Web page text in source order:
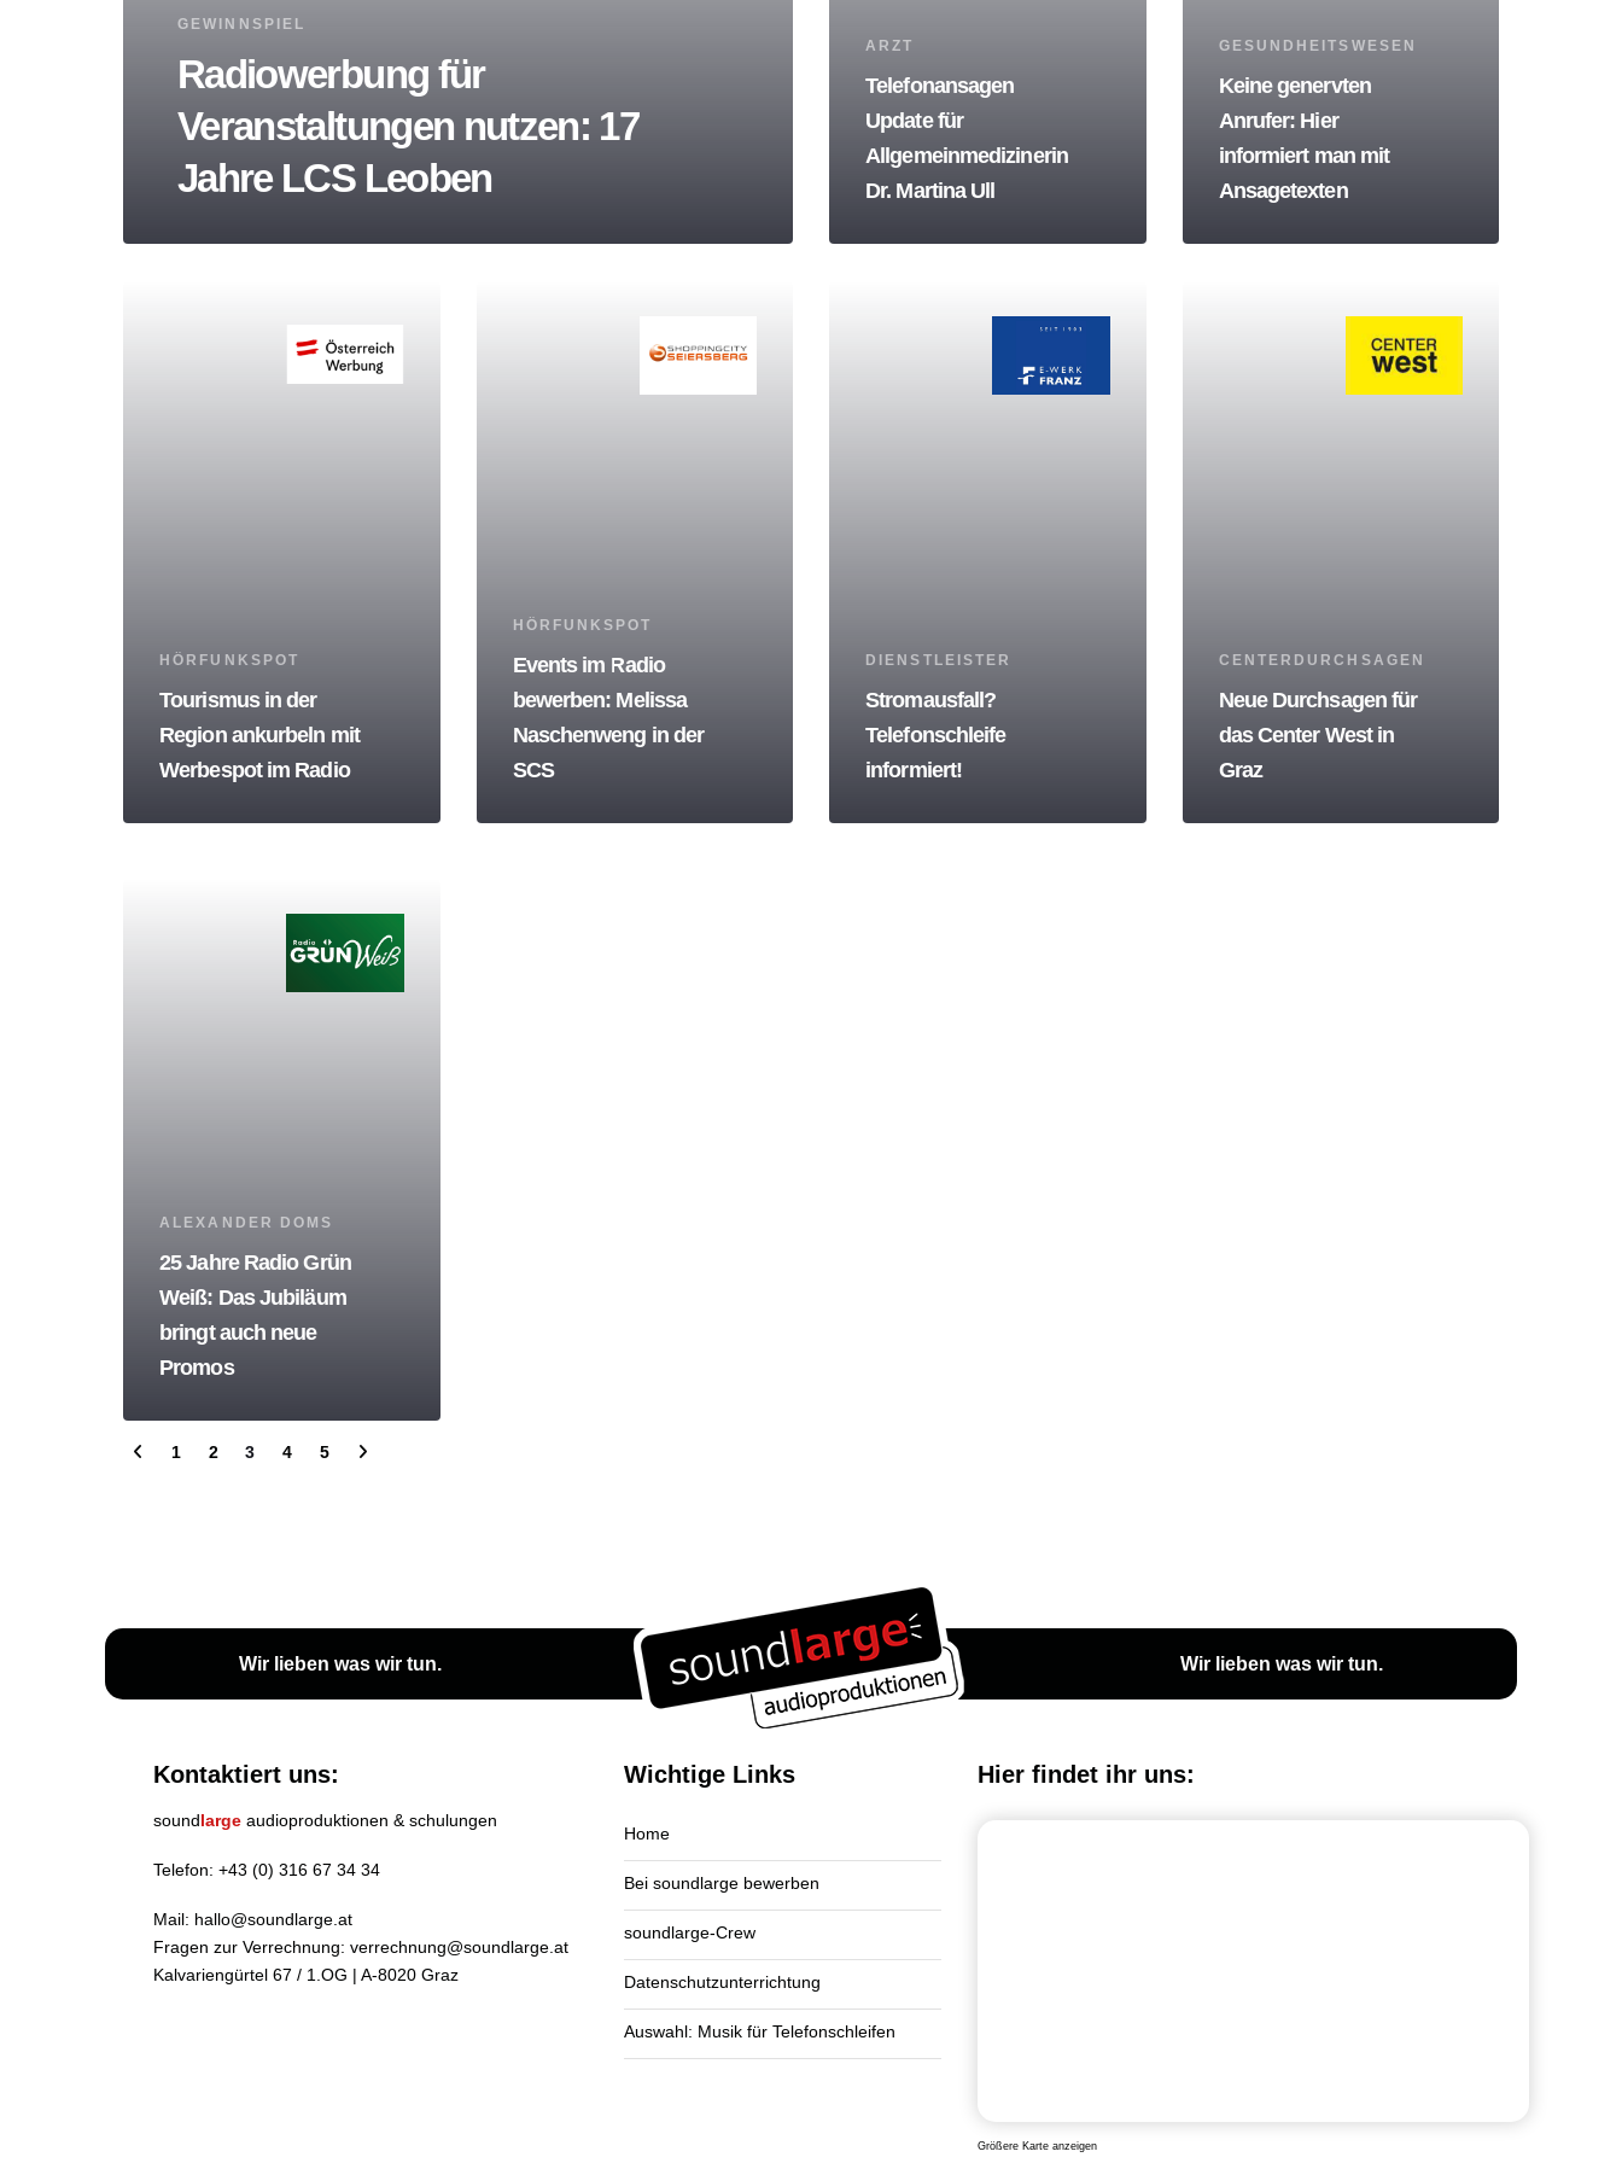
Tags
GEWINNSPIEL
Radiowerbung für
Veranstaltungen nutzen: 17
Jahre LCS Leoben
Tags
ARZT
Telefonansagen
Update für
Allgemeinmedizinerin
Dr. Martina Ull
Tags
GESUNDHEITSWESEN
Keine genervten
Anrufer: Hier
informiert man mit
Ansagetexten
Tags
HÖRFUNKSPOT
Tourismus in der
Region ankurbeln mit
Werbespot im Radio
Tags
HÖRFUNKSPOT
Events im Radio
bewerben: Melissa
Naschenweng in der
SCS
Tags
DIENSTLEISTER
Stromausfall?
Telefonschleife
informiert!
Tags
CENTERDURCHSAGEN
Neue Durchsagen für
das Center West in
Graz
Tags
ALEXANDER DOMS
25 Jahre Radio Grün
Weiß: Das Jubiläum
bringt auch neue
Promos
1 2 3 4 5
Wir lieben was wir tun. Wir lieben was wir tun.
Kontaktiert uns:
soundlarge audioproduktionen & schulungen
Telefon: +43 (0) 316 67 34 34
Mail: hallo@soundlarge.at
Fragen zur Verrechnung: verrechnung@soundlarge.at
Kalvariengürtel 67 / 1.OG | A-8020 Graz
Wichtige Links
Home
Bei soundlarge bewerben
soundlarge-Crew
Datenschutzunterrichtung
Auswahl: Musik für Telefonschleifen
Hier findet ihr uns:
Größere Karte anzeigen